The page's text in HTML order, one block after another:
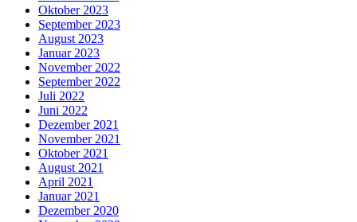
Oktober 2023
September 2023
August 2023
Januar 2023
November 2022
September 2022
Juli 2022
Juni 2022
Dezember 2021
November 2021
Oktober 2021
August 2021
April 2021
Januar 2021
Dezember 2020